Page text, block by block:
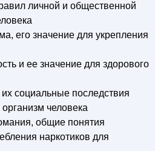
личной и общественной
его значение для укрепления
и ее значение для здорового
социальные последствия
человека
общие понятия
наркотиков для